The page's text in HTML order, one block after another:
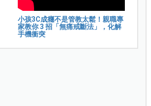
小孩3C成癮不是管教太鬆！親職專
家教你 3 招「無痛戒斷法」，化解
手機衝突